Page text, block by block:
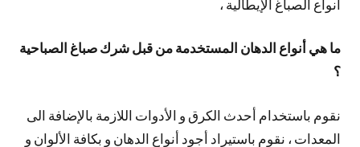
أنواع الصباغ الإيطالية ،
ما هي أنواع الدهان المستخدمة من قبل شرك صباغ الصباحية
؟
نقوم باستخدام أحدث الكرق و الأدوات اللازمة بالإضافة الى
المعدات ، نقوم باستيراد أجود أنواع الدهان و بكافة الألوان و